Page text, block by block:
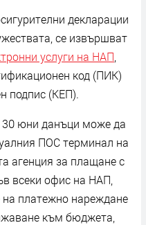
декларации
се извършват
услуги на НАП
код (ПИК)
подпис (КЕП).
юни данъци може да
ПОС терминал на
агенция за плащане с
всеки офис на НАП,
платежно нареждане
към бюджета,